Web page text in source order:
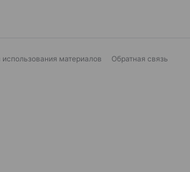
использования материалов Обратная связь